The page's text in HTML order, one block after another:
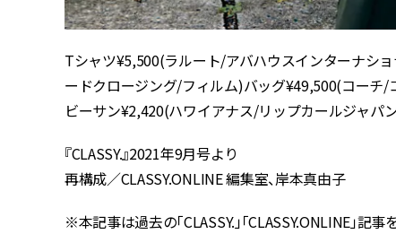
Tシャツ¥5,500(ラルート/アバハウスインターナシ
ードクロージング/フィルム)バッグ¥49,500(コーチ/
ビーサン¥2,420(ハワイアナス/リップカールジャパ
『CLASSY.』2021年9月号より
再構成／CLASSY.ONLINE 編集室、岸本真由子
※本記事は過去の「CLASSY.」「CLASSY.ONLINE」